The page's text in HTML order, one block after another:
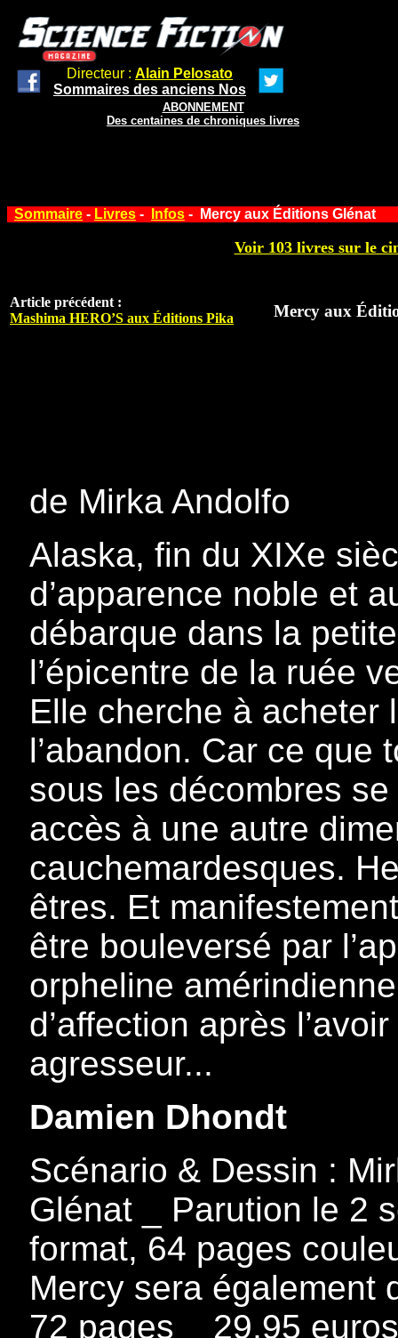
Directeur : Alain Pelosato
Sommaires des anciens Nos
ABONNEMENT
Des centaines de chroniques livres
Sommaire - Livres - Infos - Mercy aux Éditions Glénat
Voir 103 livres sur le
Article précédent :
Mashima HERO’S aux Éditions Pika
Mercy aux
de Mirka Andolfo
Alaska, fin du XIXe
d’apparence noble et
débarque dans la
l’épicentre de la ruée
Elle cherche à acheter
l’abandon. Car ce que
sous les décombres
accès à une autre
cauchemardesques.
êtres. Et
être bouleversé par
orpheline
d’affection après
agresseur...
Damien Dhondt
Scénario & Dessin :
Glénat _ Parution le 2
format, 64 pages
Mercy sera également
72 pages _ 29,95 euros